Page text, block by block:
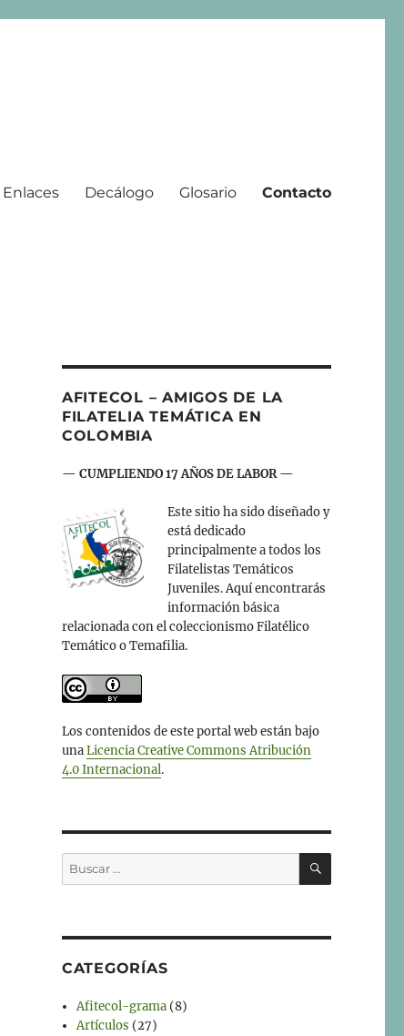
Enlaces Decálogo Glosario Contacto
AFITECOL – AMIGOS DE LA
FILATELIA TEMÁTICA EN
COLOMBIA
— CUMPLIENDO 17 AÑOS DE LABOR —
Este sitio ha sido diseñado y
está dedicado
principalmente a todos los
Filatelistas Temáticos
Juveniles. Aquí encontrarás
información básica
relacionada con el coleccionismo Filatélico
Temático o Temafilia.
Los contenidos de este portal web están bajo
unaLicencia Creative Commons Atribución
4.0 Internacional.
Buscar
por:
BUSCAR
CATEGORÍAS
Afitecol-grama (8)
Artículos (27)